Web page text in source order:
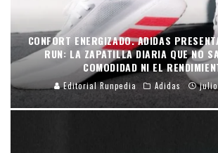
CONFORT ENERGIZADO. ADIDAS
RUN: LA ZAPATILLA DIARIA QUE NO
COMODIDAD NI EL
Editorial Runpedia Adidas julio